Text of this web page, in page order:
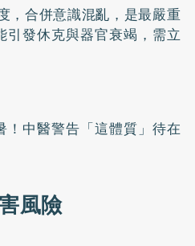
，合併意識混亂，是最嚴重
引發休克與器官衰竭，需立
！中醫警告「這體質」待在
風險